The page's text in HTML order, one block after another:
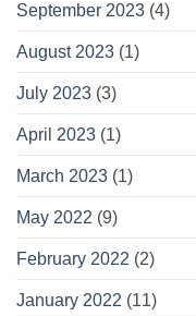
September 2023 (4)
August 2023 (1)
July 2023 (3)
April 2023 (1)
March 2023 (1)
May 2022 (9)
February 2022 (2)
January 2022 (11)